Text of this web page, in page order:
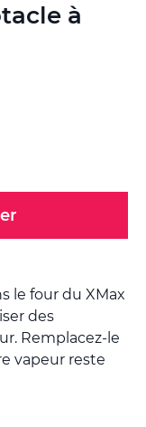
à
le four du XMax
des
Remplacez-le
vapeur reste